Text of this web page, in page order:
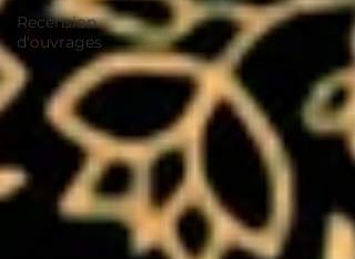
Recension
d'ouvrages